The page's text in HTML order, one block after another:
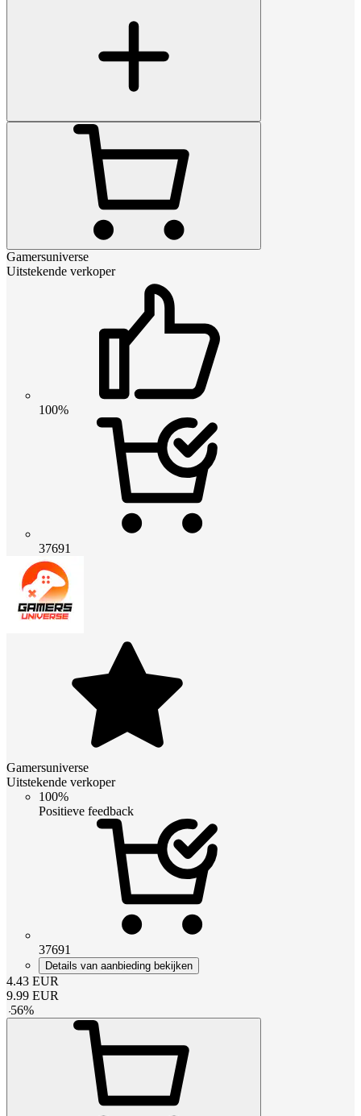
Gamersuniverse
Uitstekende verkoper
100%
37691
Gamersuniverse
Uitstekende verkoper
100%
Positieve feedback
37691
Details van aanbieding bekijken
4.43 EUR
9.99 EUR
-56%